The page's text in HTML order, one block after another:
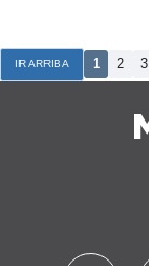
IR ARRIBA 1 2 3